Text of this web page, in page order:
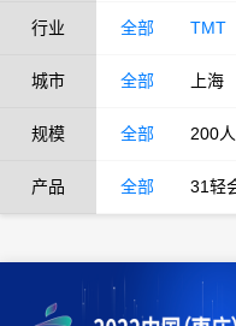
行业 全部 TMT
城市 全部 上海
规模 全部 200
产品 全部 31轻